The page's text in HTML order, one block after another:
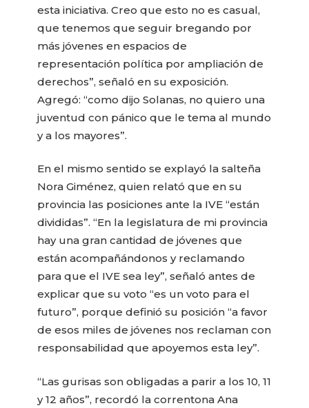
esta iniciativa. Creo que esto no es casual,
que tenemos que seguir bregando por
más jóvenes en espacios de
representación política por ampliación de
derechos”, señaló en su exposición.
Agregó: “como dijo Solanas, no quiero una
juventud con pánico que le tema al mundo
y a los mayores”.
En el mismo sentido se explayó la salteña
Nora Giménez, quien relató que en su
provincia las posiciones ante la IVE “están
divididas”. “En la legislatura de mi provincia
hay una gran cantidad de jóvenes que
están acompañándonos y reclamando
para que el IVE sea ley”, señaló antes de
explicar que su voto “es un voto para el
futuro”, porque definió su posición “a favor
de esos miles de jóvenes nos reclaman con
responsabilidad que apoyemos esta ley”.
“Las gurisas son obligadas a parir a los 10, 11
y 12 años”, recordó la correntona Ana